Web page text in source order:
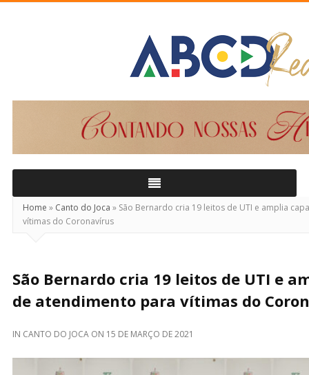
Home » Canto do Joca » São Bernardo cria 19 leitos de UTI e amplia
vítimas do Coronavírus
São Bernardo cria 19 leitos de UTI e
de atendimento para vítimas do
IN CANTO DO JOCA ON 15 DE MARÇO DE 2021